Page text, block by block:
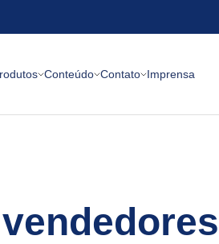
Conteúdo Contato Imprensa